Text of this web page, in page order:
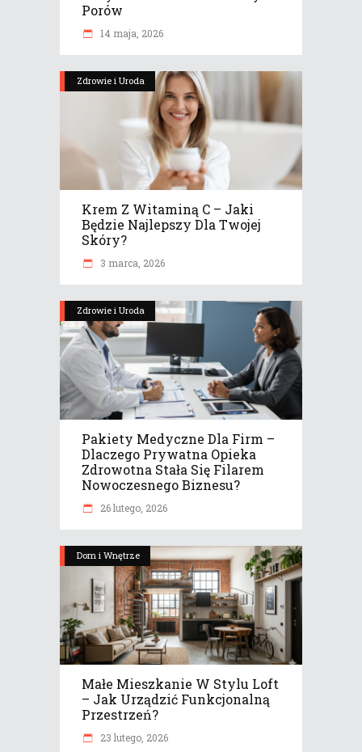
Porów
14 maja, 2026
Zdrowie i Uroda
Krem Z Witaminą C – Jaki
Będzie Najlepszy Dla Twojej
Skóry?
3 marca, 2026
Zdrowie i Uroda
Pakiety Medyczne Dla Firm –
Dlaczego Prywatna Opieka
Zdrowotna Stała Się Filarem
Nowoczesnego Biznesu?
26 lutego, 2026
Dom i Wnętrze
Małe Mieszkanie W Stylu Loft
– Jak Urządzić Funkcjonalną
Przestrzeń?
23 lutego, 2026